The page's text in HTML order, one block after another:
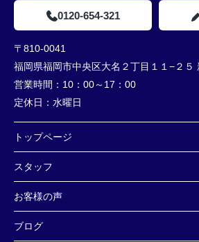
0120-654-321
〒810-0041
福岡県福岡市中央区大名２丁目１１−２５
営業時間： 10：00～17：00
定休日： 水曜日
トップページ
スタッフ
お客様の声
ブログ